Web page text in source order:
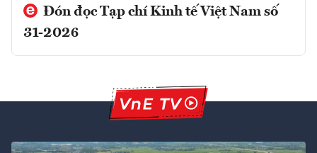
Đón đọc Tạp chí Kinh tế Việt Nam số
31-2026